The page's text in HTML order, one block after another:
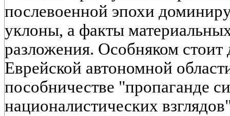
послевоенной эпохи
уклоны, а факты
разложения. Особняком стоит
Еврейской автономной
пособничестве "пропаганде
националистических